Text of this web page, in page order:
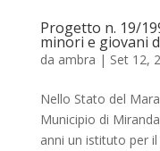
Progetto n. 19/
minori e giovani
da ambra | Set 12,
Nello Stato del
Municipio di
anni un istituto per